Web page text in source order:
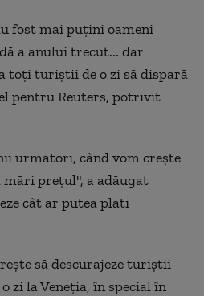
fost mai puţini oameni
a anului trecut... dar
toţi turiştii de o zi să dispară
pentru Reuters, potrivit
următori, când vom creşte
preţul", a adăugat
cât ar putea plăti
să descurajeze turiştii
zi la Veneţia, în special în